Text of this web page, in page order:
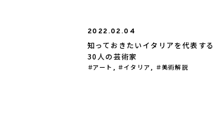
2022.02.04
知っておきたいイタリアを代表する
30人の芸術家
アート , イタリア , 美術解説